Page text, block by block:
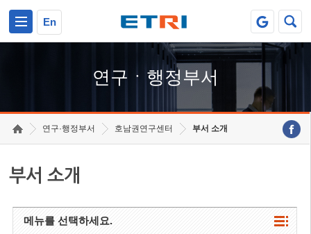
En
연구ㆍ행정부서
연구·행정부서 호남권연구센터 부서 소개
부서 소개
메뉴를 선택하세요.